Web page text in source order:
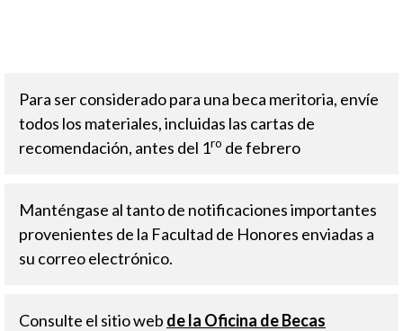
Para ser considerado para una beca meritoria, envíe
todos los materiales, incluidas las cartas de
recomendación, antes del 1ro de febrero
Manténgase al tanto de notificaciones importantes
provenientes de la Facultad de Honores enviadas a
su correo electrónico.
Consulte el sitio web de la Oficina de Becas